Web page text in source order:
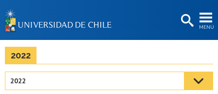
MENÚ
BIBLIOTECAS
Estudiantes
2022
2022